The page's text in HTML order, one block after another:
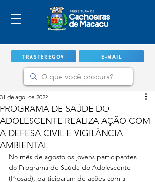
TRASFEREGOV E-MAIL
PROGRAMA DE SAÚDE DO
ADOLESCENTE REALIZA AÇÃO COM
A DEFESA CIVIL E VIGILÂNCIA
AMBIENTAL
31 de ago. de 2022
No mês de agosto os jovens participantes
do Programa de Saúde do Adolescente
(Prosad), participaram de ações com a